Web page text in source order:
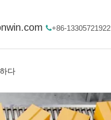
+86-13305721922
다